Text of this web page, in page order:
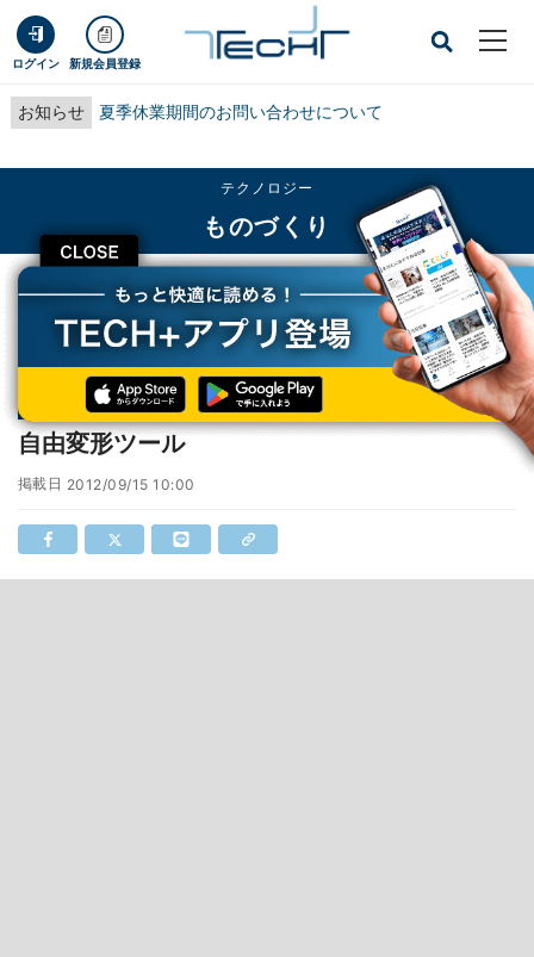
ログイン 新規会員登録
お知らせ 夏季休業期間のお問い合わせについて
CLOSE
テクノロジー
ものづくり
TECH+ テクノロジー ものづくり 自由変形ツール
連載
2秒で分かる! Illustratorキホンのキー
自由変形ツール
掲載日 2012/09/15 10:00